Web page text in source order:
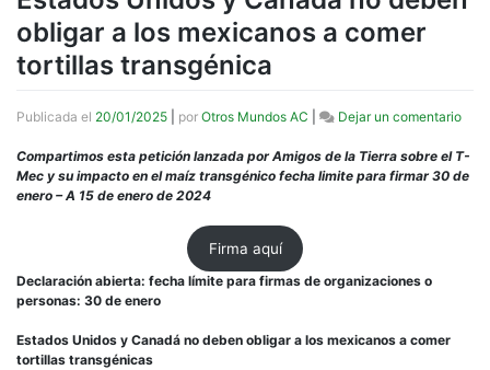
obligar a los mexicanos a comer
tortillas transgénica
Publicada el 20/01/2025 por Otros Mundos AC Dejar un comentarioen
y
Compartimos esta petición lanzada por Amigos de la Tierra sobre el T-
Mec y su impacto en el maíz transgénico fecha limite para firmar 30 de
enero – A 15 de enero de 2024
Firma aquí
Declaración abierta: fecha límite para firmas de organizaciones o
personas: 30 de enero
Estados Unidos y Canadá no deben obligar a los mexicanos a comer
tortillas transgénicas